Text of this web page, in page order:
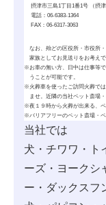
摂津市三島1丁目1番1号 （摂津
電話：06-6383-1364
FAX：06-6317-3063
なお、殆どの区役所・市役所
家族としてお見送りをお考え
※お車の無い方、日中は仕事等
うことが可能です。
※ 火葬車を使ったご訪問火葬で
ませ。近隣の当社ペット斎場
※夜１９時から火葬が出来る、
※バリアフリーのペット斎場・
当社では
犬・チワワ・ト
ーズ・ヨークシ
ー・ダックスフ